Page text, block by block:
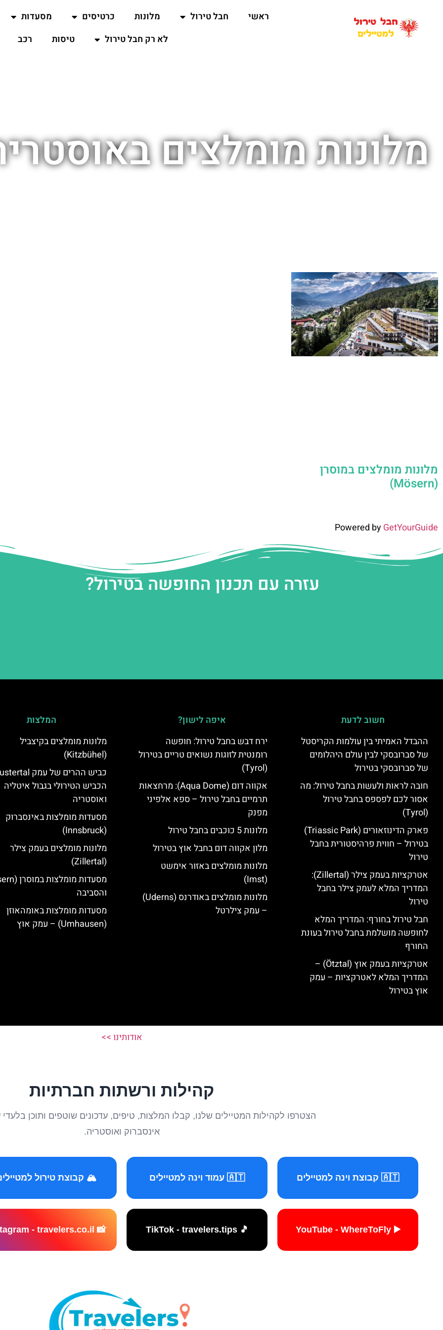
ראשי חבל טירול מלונות כרטיסים מסעדות
לא רק חבל טירול
טיסות רכב
מלונות מומלצים
מלונות מומלצים במוסרן
(Mösern)
Powered byGetYourGuide
עזרה עם תכנון החופשה בטירול?
חשוב לדעת
ההבדל האמיתי בין עולמות הקריסטל
של סברובסקי לבין עולם היהלומים
של סברובסקי בטירול
חובה לראות ולעשות בחבל טירול: מה
אסור לכם לפספס בחבל טירול
(Tyrol)
פארק הדינוזאורים (Triassic Park)
בטירול – חווית פרהיסטורית בחבל
טירול
אטרקציות בעמק צילר (Zillertal):
המדריך המלא לעמק צילר בחבל
טירול
חבל טירול בחורף: המדריך המלא
לחופשה מושלמת בחבל טירול בעונת
החורף
אטרקציות בעמק אוץ (Ötztal) –
המדריך המלא לאטרקציות – עמק
אוץ בטירול
איפה לישון?
ירח דבש בחבל טירול: חופשה
רומנטית לזוגות נשואים טריים בטירול
(Tyrol)
אקווה דום (Aqua Dome): מרחצאות
תרמיים בחבל טירול – ספא אלפיני
מפנק
מלונות 5 כוכבים בחבל טירול
מלון אקווה דום בחבל אוץ בטירול
מלונות מומלצים באזור אימשט
(Imst)
מלונות מומלצים באודרנס (Uderns)
– עמק צילרטל
המלצות
מלונות מומלצים בקיצביל
(Kitzbühel)
הכביש הטירולי בגבול איטליה
ואוסטריה
מסעדות מומלצות באינסברוק
(Innsbruck)
מלונות מומלצים בעמק צילר
(Zillertal)
והסביבה
מסעדות מומלצות באומהאוזן
(Umhausen) – עמק אוץ
אודותינו >>
קהילות ורשתות חברתיות
הצטרפו לקהילות המטיילים שלנו, קבלו המלצות, טיפים, עדכונים שוטפים ותוכן בלעדי
אינסברוק ואוסטריה.
🇦🇹 קבוצת וינה למטיילים 🇦🇹 עמוד וינה למטיילים 🏔️ קבוצת טירול
▶️ YouTube - WhereToFly
🎵 TikTok - travelers.tips
📸 Instagram - travelers.co.il